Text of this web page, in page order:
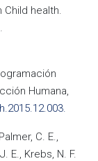
Child health.
Humana,
C. E.,
E., Krebs, N. F.